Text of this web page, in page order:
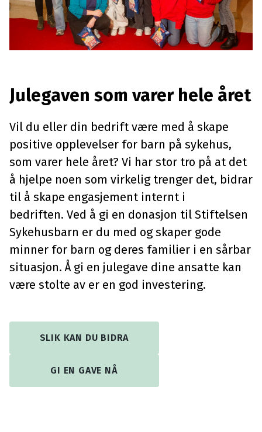
Julegaven som varer hele året
Vil du eller din bedrift være med å skape
positive opplevelser for barn på sykehus,
som varer hele året? Vi har stor tro på at det
å hjelpe noen som virkelig trenger det, bidrar
til å skape engasjement internt i
bedriften. Ved å gi en donasjon til Stiftelsen
Sykehusbarn er du med og skaper gode
minner for barn og deres familier i en sårbar
situasjon. Å gi en julegave dine ansatte kan
være stolte av er en god investering.
SLIK KAN DU BIDRA
GI EN GAVE NÅ